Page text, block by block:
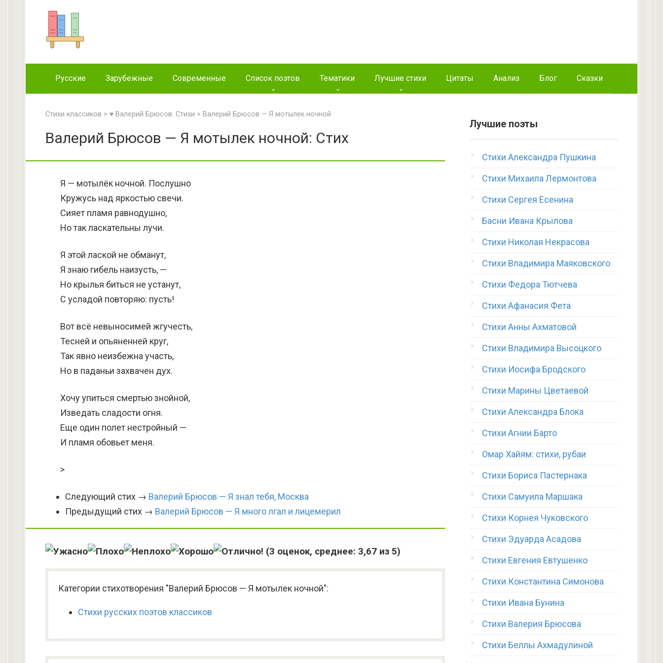
Русские Зарубежные Современные Список поэтов Тематики Лучшие стихи Цитаты Анализ Блог Сказки
Стихи классиков > ♥ Валерий Брюсов: Стихи > Валерий Брюсов — Я мотылек ночной
Валерий Брюсов — Я мотылек ночной: Стих
Я — мотылёк ночной. Послушно
Кружусь над яркостью свечи.
Сияет пламя равнодушно,
Но так ласкательны лучи.
Я этой лаской не обманут,
Я знаю гибель наизусть, —
Но крылья биться не устанут,
С усладой повторяю: пусть!
Вот всё невыносимей жгучесть,
Тесней и опьяненней круг,
Так явно неизбежна участь,
Но в паданьи захвачен дух.
Хочу упиться смертью знойной,
Изведать сладости огня.
Еще один полет нестройный —
И пламя обовьет меня.
>
Следующий стих → Валерий Брюсов — Я знал тебя, Москва
Предыдущий стих → Валерий Брюсов — Я много лгал и лицемерил
(3 оценок, среднее: 3,67 из 5)
Категории стихотворения "Валерий Брюсов — Я мотылек ночной":
Стихи русских поэтов классиков
Лучшие поэты
Стихи Александра Пушкина
Стихи Михаила Лермонтова
Стихи Сергея Есенина
Басни Ивана Крылова
Стихи Николая Некрасова
Стихи Владимира Маяковского
Стихи Федора Тютчева
Стихи Афанасия Фета
Стихи Анны Ахматовой
Стихи Владимира Высоцкого
Стихи Иосифа Бродского
Стихи Марины Цветаевой
Стихи Александра Блока
Стихи Агнии Барто
Омар Хайям: стихи, рубаи
Стихи Бориса Пастернака
Стихи Самуила Маршака
Стихи Корнея Чуковского
Стихи Эдуарда Асадова
Стихи Евгения Евтушенко
Стихи Константина Симонова
Стихи Ивана Бунина
Стихи Валерия Брюсова
Стихи Беллы Ахмадулиной